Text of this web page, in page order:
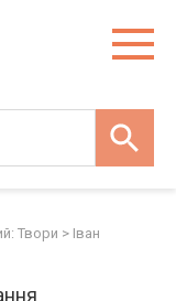
Твори > Іван